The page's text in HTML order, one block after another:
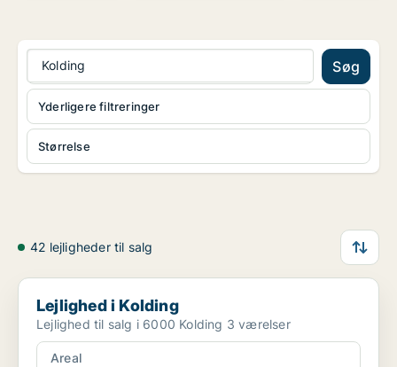
Kolding Søg
Størrelse
Yderligere filtreringer
42 lejligheder til salg
Lejlighed i Kolding
Lejlighed i Kolding
Lejlighed til salg i 6000 Kolding 3 værelser
Areal